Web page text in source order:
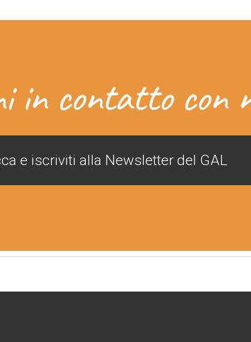
in contatto con
e iscriviti alla Newsletter del GAL